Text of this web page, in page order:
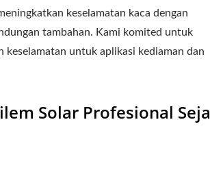
keselamatan kaca dengan
tambahan. Kami komited untuk
keselamatan untuk aplikasi kediaman dan
Solar Profesional